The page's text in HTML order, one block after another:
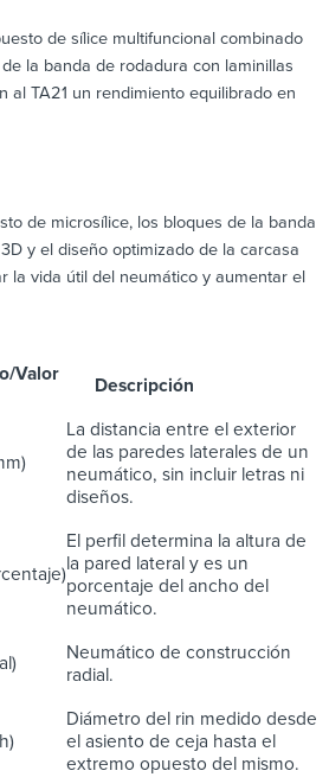
de sílice multifuncional combinado
la banda de rodadura con laminillas
al TA21 un rendimiento equilibrado en
de microsílice, los bloques de la banda
y el diseño optimizado de la carcasa
la vida útil del neumático y aumentar el
Valor
Descripción
La distancia entre el exterior
de las paredes laterales de un
neumático, sin incluir letras ni
diseños.
El perfil determina la altura de
la pared lateral y es un
porcentaje del ancho del
neumático.
Neumático de construcción
radial.
Diámetro del rin medido desde
el asiento de ceja hasta el
extremo opuesto del mismo.